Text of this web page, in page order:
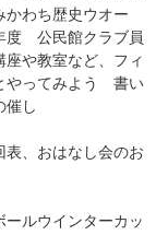
かわち歴史ウオー
度 公民館クラブ員
や教室など、フィ
やってみよう 書い
催し
表、おはなし会のお
ルウインターカッ